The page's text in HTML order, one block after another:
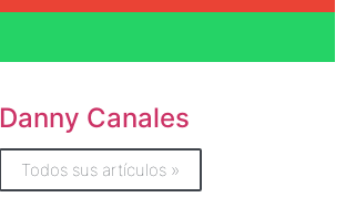
Danny Canales
Todos sus artículos »